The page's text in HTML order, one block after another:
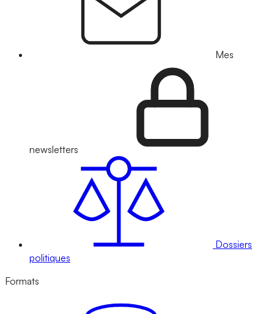
Mes
newsletters
Dossiers
politiques
Formats